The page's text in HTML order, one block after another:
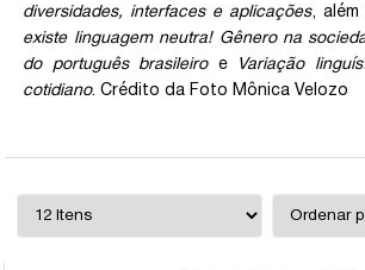
diversidades, interfaces e aplicações,
existe linguagem neutra! Gênero na
do português brasileiroe
Variação
cotidiano. Crédito da Foto Mônica Velozo